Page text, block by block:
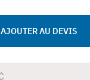
AJOUTER AU DEVIS